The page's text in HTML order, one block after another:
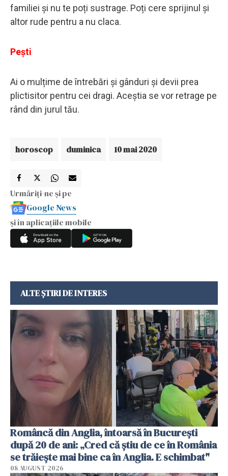
familiei și nu te poți sustrage. Poți cere sprijinul și
altor rude pentru a nu claca.
Pești
Ai o mulțime de întrebări și gânduri și devii prea
plictisitor pentru cei dragi. Aceștia se vor retrage pe
rând din jurul tău.
horoscop duminica 10 mai 2020
Urmăriți-ne și pe
Google News
și în aplicațiile mobile
ALTE ȘTIRI DE INTERES
Româncă din Anglia, întoarsă în București
după 20 de ani: „Cred că știu de ce în România
se trăiește mai bine ca în Anglia. E schimbat"
08 AUGUST 2026